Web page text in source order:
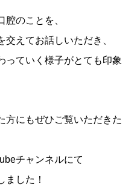
腔のことを、
えてお話しいただき、
っていく様子がとても印象
方にもぜひご覧いただきた
チャンネルにて
ました！